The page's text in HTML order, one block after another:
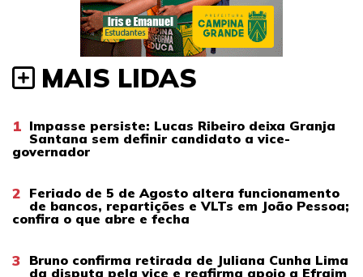
MAIS LIDAS
1 Impasse persiste: Lucas Ribeiro deixa Granja
Santana sem definir candidato a vice-
governador
2 Feriado de 5 de Agosto altera funcionamento
de bancos, repartições e VLTs em João Pessoa;
confira o que abre e fecha
3 Bruno confirma retirada de Juliana Cunha Lima
da disputa pela vice e reafirma apoio a Efraim